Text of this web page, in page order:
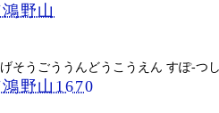
野山
そうごううんどうこうえん すぽ-つ
野山1670